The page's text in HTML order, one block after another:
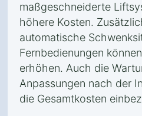
maßgeschneiderte
höhere Kosten.
automatische
Fernbedienungen
erhöhen. Auch die
Anpassungen nach der
die Gesamtkosten